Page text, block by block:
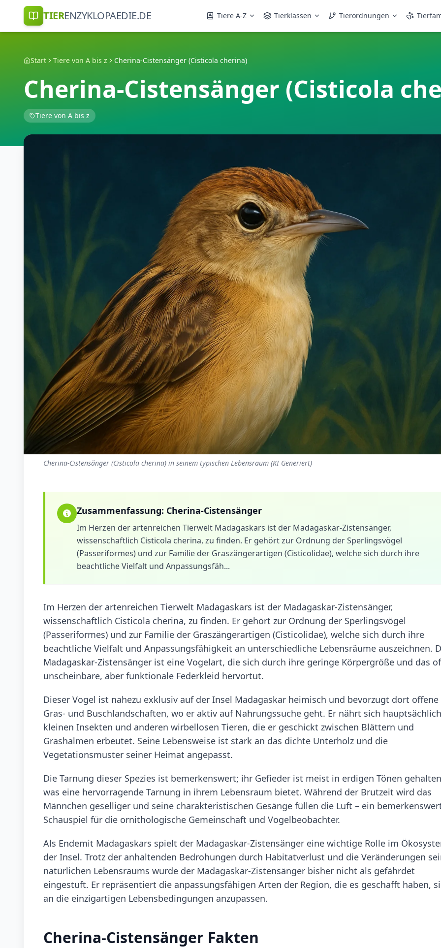
TIERENZYKLOPAEDIE.DE Tiere A-Z Tierklassen Tierordnungen
Start Tiere von A bis z Cherina-Cistensänger (Cisticola cherina)
Cherina-Cistensänger (Cisticola
Tiere von A bis z
Cherina-Cistensänger (Cisticola cherina) in seinem typischen Lebensraum (KI Generiert)
Zusammenfassung: Cherina-Cistensänger
Im Herzen der artenreichen Tierwelt Madagaskars ist der Madagaskar-Zistensänger,
wissenschaftlich Cisticola cherina, zu finden. Er gehört zur Ordnung der Sperlingsvögel
(Passeriformes) und zur Familie der Graszängerartigen (Cisticolidae), welche sich durch ihre
beachtliche Vielfalt und Anpassungsfäh...
Im Herzen der artenreichen Tierwelt Madagaskars ist der Madagaskar-Zistensänger,
wissenschaftlich Cisticola cherina, zu finden. Er gehört zur Ordnung der Sperlingsvögel
(Passeriformes) und zur Familie der Graszängerartigen (Cisticolidae), welche sich durch ihre
beachtliche Vielfalt und Anpassungsfähigkeit an unterschiedliche Lebensräume auszeichnen.
Madagaskar-Zistensänger ist eine Vogelart, die sich durch ihre geringe Körpergröße und das
unscheinbare, aber funktionale Federkleid hervortut.
Dieser Vogel ist nahezu exklusiv auf der Insel Madagaskar heimisch und bevorzugt dort offene
Gras- und Buschlandschaften, wo er aktiv auf Nahrungssuche geht. Er nährt sich
kleinen Insekten und anderen wirbellosen Tieren, die er geschickt zwischen Blättern und
Grashalmen erbeutet. Seine Lebensweise ist stark an das dichte Unterholz und die
Vegetationsmuster seiner Heimat angepasst.
Die Tarnung dieser Spezies ist bemerkenswert; ihr Gefieder ist meist in erdigen Tönen
was eine hervorragende Tarnung in ihrem Lebensraum bietet. Während der Brutzeit wird das
Männchen geselliger und seine charakteristischen Gesänge füllen die Luft – ein
Schauspiel für die ornithologische Gemeinschaft und Vogelbeobachter.
Als Endemit Madagaskars spielt der Madagaskar-Zistensänger eine wichtige Rolle im
der Insel. Trotz der anhaltenden Bedrohungen durch Habitatverlust und die Veränderungen
natürlichen Lebensraums wurde der Madagaskar-Zistensänger bisher nicht als gefährdet
eingestuft. Er repräsentiert die anpassungsfähigen Arten der Region, die es geschafft haben,
an die einzigartigen Lebensbedingungen anzupassen.
Cherina-Cistensänger Fakten